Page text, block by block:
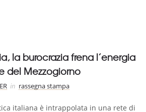
la burocrazia frena l’energia
del Mezzogiorno
in rassegna stampa
italiana è intrappolata in una rete di